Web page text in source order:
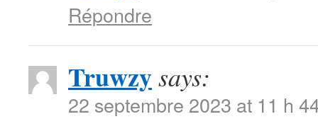
Répondre
Truwzysays:
22 septembre 2023 at 11 h